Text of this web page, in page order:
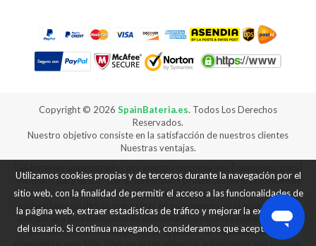
Copyright © 2026 SpainBateria.es. Todos Los Derechos
Reservados.
Nuestro objetivo consiste en la satisfacción de nuestros clientes
Nuestras ventajas.
vendidos para su uso con determinados productos de los fabricantes
de ordenadores, y cualquier referencia a productos o marcas
comerciales de dichas compañías es puramente con el propósito de
identificar a los fabricantes de computadoras con las cuales nuestros
productos [son el reemplazo para] puede ser utilizado. Nuestra
Utilizamos cookies propias y de terceros durante la navegación por el
sitio web, con la finalidad de permitir el acceso a las funcionalidades de
la página web, extraer estadísticas de tráfico y mejorar la experiencia
del usuario. Si continua navegando, consideramos que acepta su uso.